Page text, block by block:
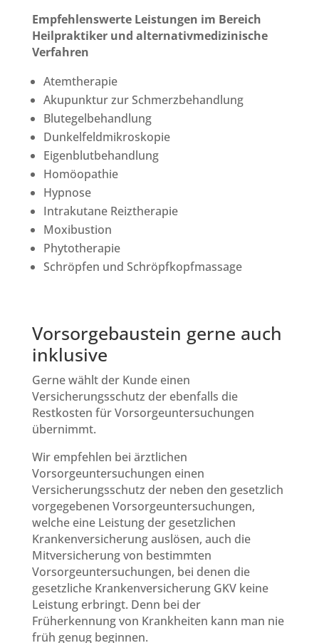
Empfehlenswerte Leistungen im Bereich
Heilpraktiker und alternativmedizinische
Verfahren
Atemtherapie
Akupunktur zur Schmerzbehandlung
Blutegelbehandlung
Dunkelfeldmikroskopie
Eigenblutbehandlung
Homöopathie
Hypnose
Intrakutane Reiztherapie
Moxibustion
Phytotherapie
Schröpfen und Schröpfkopfmassage
Vorsorgebaustein gerne auch
inklusive
Gerne wählt der Kunde einen
Versicherungsschutz der ebenfalls die
Restkosten für Vorsorgeuntersuchungen
übernimmt.
Wir empfehlen bei ärztlichen
Vorsorgeuntersuchungen einen
Versicherungsschutz der neben den gesetzlich
vorgegebenen Vorsorgeuntersuchungen,
welche eine Leistung der gesetzlichen
Krankenversicherung auslösen, auch die
Mitversicherung von bestimmten
Vorsorgeuntersuchungen, bei denen die
gesetzliche Krankenversicherung GKV keine
Leistung erbringt. Denn bei der
Früherkennung von Krankheiten kann man nie
früh genug beginnen.